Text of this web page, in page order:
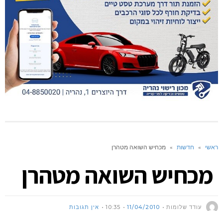
ראשי » חדשות » מכחיש השואה מטהרן
מכחיש השואה מטהרן
עודד שלומות 11/04/2010
10:35 אין תגובות